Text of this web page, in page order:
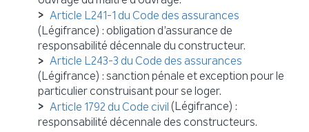
Article L241-1 du Code des assurances
(Légifrance) : obligation d’assurance de
responsabilité décennale du constructeur.
Article L243-3 du Code des assurances
(Légifrance) : sanction pénale et exception pour le
particulier construisant pour se loger.
Article 1792 du Code civil (Légifrance) :
responsabilité décennale des constructeurs.